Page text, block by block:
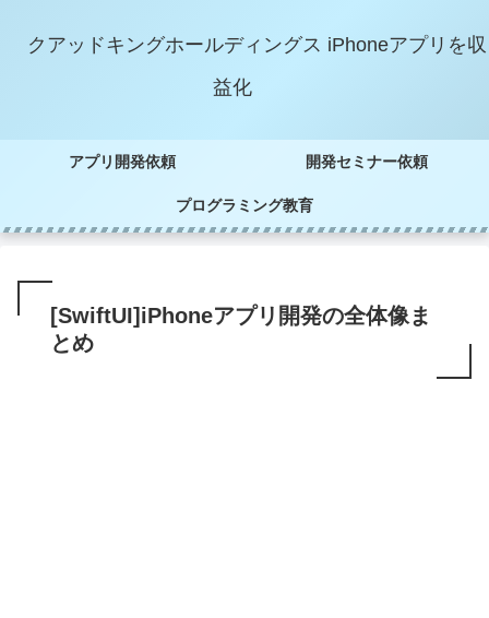
クアッドキングホールディングス iPhoneアプリを収
益化
アプリ開発依頼 開発セミナー依頼
プログラミング教育
[SwiftUI]iPhoneアプリ開発の全体像ま
とめ